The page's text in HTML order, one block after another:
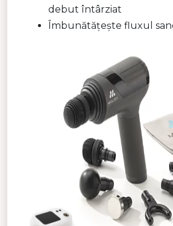
debut întârziat
Îmbunătățește fluxul